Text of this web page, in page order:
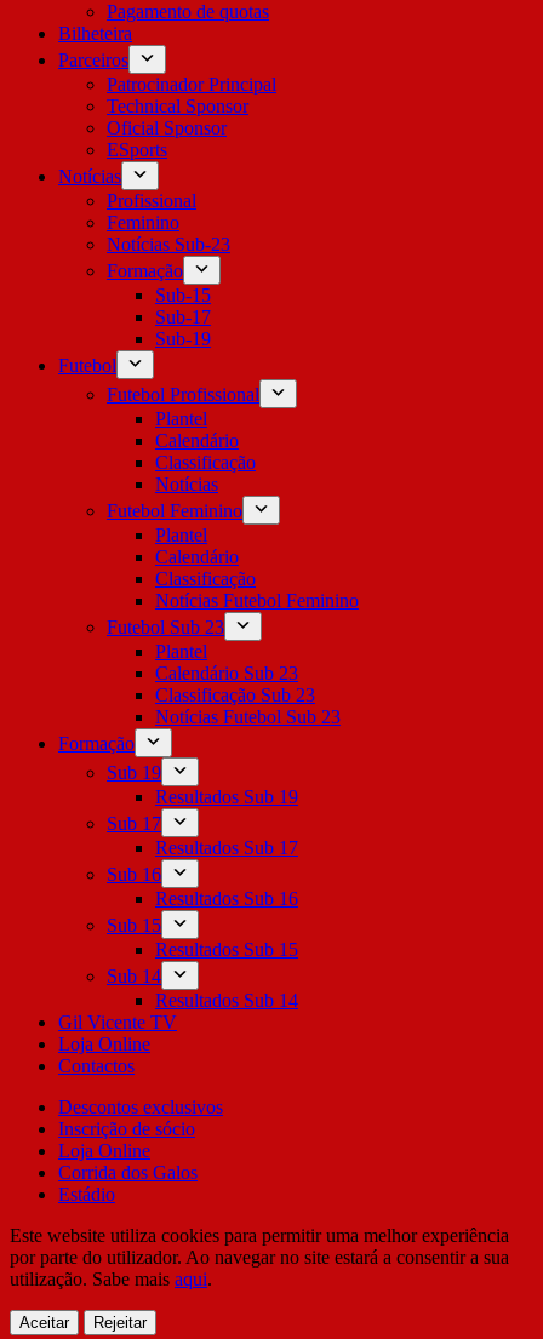
Pagamento de quotas
Bilheteira
Parceiros
Patrocinador Principal
Technical Sponsor
Oficial Sponsor
ESports
Notícias
Profissional
Feminino
Notícias Sub-23
Formação
Sub-15
Sub-17
Sub-19
Futebol
Futebol Profissional
Plantel
Calendário
Classificação
Notícias
Futebol Feminino
Plantel
Calendário
Classificação
Notícias Futebol Feminino
Futebol Sub 23
Plantel
Calendário Sub 23
Classificação Sub 23
Notícias Futebol Sub 23
Formação
Sub 19
Resultados Sub 19
Sub 17
Resultados Sub 17
Sub 16
Resultados Sub 16
Sub 15
Resultados Sub 15
Sub 14
Resultados Sub 14
Gil Vicente TV
Loja Online
Contactos
Descontos exclusivos
Inscrição de sócio
Loja Online
Corrida dos Galos
Estádio
Este website utiliza cookies para permitir uma melhor experiência
por parte do utilizador. Ao navegar no site estará a consentir a sua
utilização. Sabe mais aqui.
Aceitar Rejeitar